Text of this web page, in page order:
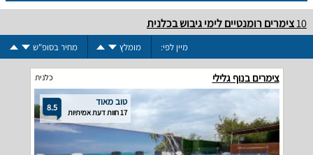
10צימרים רומנטיים לימי גיבוש בכלנית
מיין לפי: מומלץ מחיר בסופ"ש
צימרים בנוף גלילי כלנית
8.5 טוב מאוד
17 חוות דעת אמיתיות